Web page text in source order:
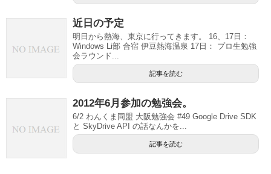
近日の予定
明日から熱海、東京に行ってきます。 16、17日：
Windows Li部 合宿 伊豆熱海温泉 17日： プロ生勉強
会ラウンド...
記事を読む
2012年6月参加の勉強会。
6/2 わんくま同盟 大阪勉強会 #49 Google Drive SDK
と SkyDrive API の話なんかを...
記事を読む